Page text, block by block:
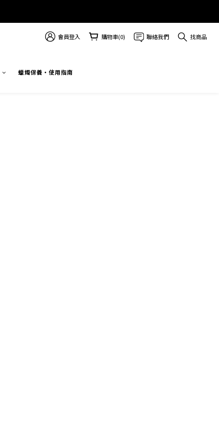
會員登入 購物車(0) 聯絡我們 找商品
蠟燭保養・使用指南